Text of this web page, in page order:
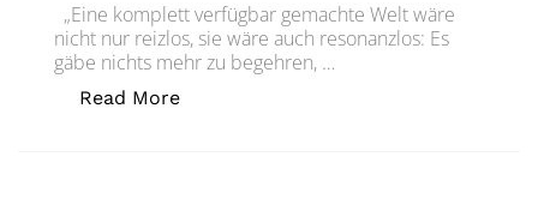
„Eine komplett verfügbar gemachte Welt wäre
nicht nur reizlos, sie wäre auch resonanzlos: Es
gäbe nichts mehr zu begehren, …
Read More„Dies ist ein gutes Buch #7: